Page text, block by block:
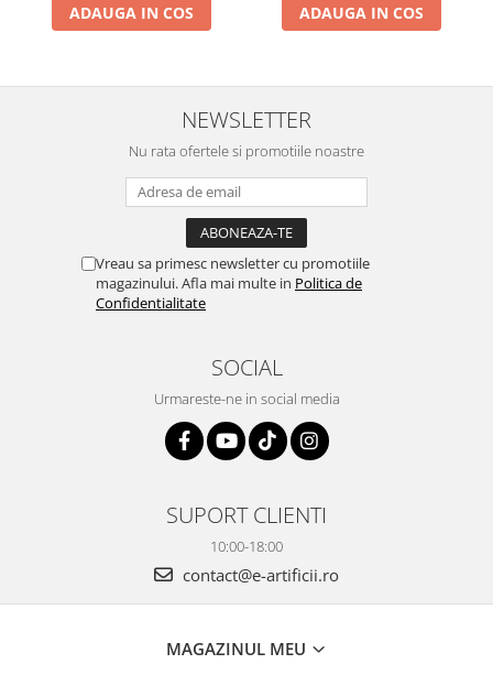
ADAUGA IN COS ADAUGA IN COS
NEWSLETTER
Nu rata ofertele si promotiile noastre
Vreau sa primesc newsletter cu promotiile
magazinului. Afla mai multe in Politica de
Confidentialitate
SOCIAL
Urmareste-ne in social media
SUPORT CLIENTI
10:00-18:00
contact@e-artificii.ro
MAGAZINUL MEU